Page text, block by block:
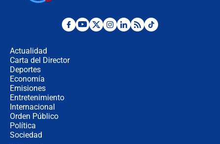
"No hubo fraude ni posibilidad de
Actualidad
Carta del Director
Deportes
Economía
Emisiones
Entretenimiento
Internacional
Orden Público
Política
Sociedad